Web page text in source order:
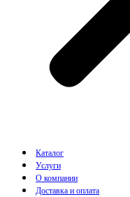
Каталог
Услуги
О компании
Доставка и оплата